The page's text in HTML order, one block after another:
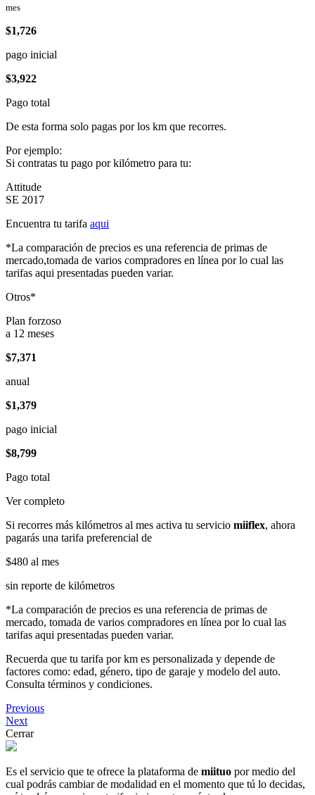
mes
$1,726
pago inicial
$3,922
Pago total
De esta forma solo pagas por los km que recorres.
Por ejemplo:
Si contratas tu pago por kilómetro para tu:
Attitude
SE 2017
Encuentra tu tarifa aqui
*La comparación de precios es una referencia de primas de
mercado,tomada de varios compradores en línea por lo cual las
tarifas aqui presentadas pueden variar.
Otros*
Plan forzoso
a 12 meses
$7,371
anual
$1,379
pago inicial
$8,799
Pago total
Ver completo
Si recorres más kilómetros al mes activa tu servicio miiflex, ahora
pagarás una tarifa preferencial de
$480 al mes
sin reporte de kilómetros
*La comparación de precios es una referencia de primas de
mercado, tomada de varios compradores en línea por lo cual las
tarifas aqui presentadas pueden variar.
Recuerda que tu tarifa por km es personalizada y depende de
factores como: edad, género, tipo de garaje y modelo del auto.
Consulta términos y condiciones.
Previous
Next
Cerrar
Es el servicio que te ofrece la plataforma de miituo por medio del
cual podrás cambiar de modalidad en el momento que tú lo decidas,